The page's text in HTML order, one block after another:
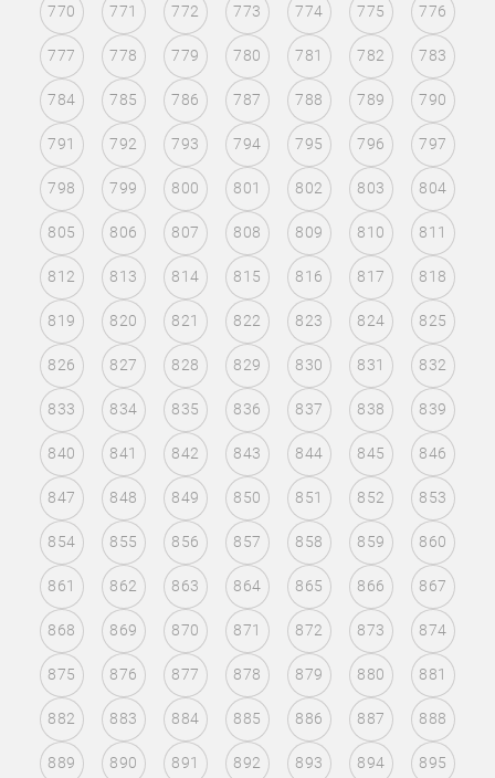
770 771 772 773 774 775 776
777 778 779 780 781 782 783
784 785 786 787 788 789 790
791 792 793 794 795 796 797
798 799 800 801 802 803 804
805 806 807 808 809 810 811
812 813 814 815 816 817 818
819 820 821 822 823 824 825
826 827 828 829 830 831 832
833 834 835 836 837 838 839
840 841 842 843 844 845 846
847 848 849 850 851 852 853
854 855 856 857 858 859 860
861 862 863 864 865 866 867
868 869 870 871 872 873 874
875 876 877 878 879 880 881
882 883 884 885 886 887 888
889 890 891 892 893 894 895